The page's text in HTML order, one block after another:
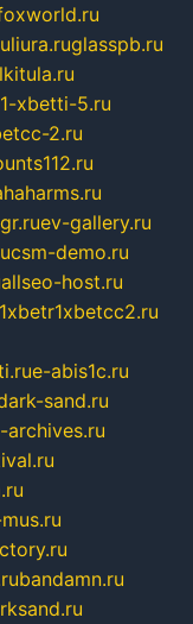
liura.ruglasspb.ru
xbetti-5.ru
2.ru
ev-gallery.ru
csm-demo.ru
allseo-host.ru
e-abis1c.ru
sand.ru
archives.ru
bandamn.ru